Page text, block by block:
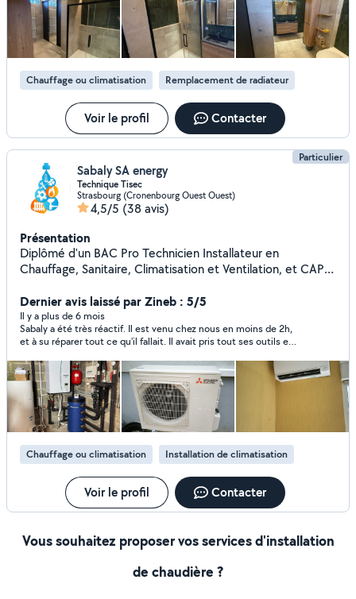
Chauffage ou climatisation Remplacement de radiateur
Voir le profil Contacter
Particulier
Sabaly SA energy
Technique Tisec
Strasbourg (Cronenbourg Ouest Ouest)
4,5/5 (38 avis)
Présentation
Diplômé d'un BAC Pro Technicien Installateur en
Chauffage, Sanitaire, Climatisation et Ventilation, et CAP
domaine. Reconnu pour mon sérieux, ma rigueur et mon
travail honnête , je m'engage à fournir des prestations de
qualité, en respectant les normes et les délais. Ma
polyvalence et mon expertise me permettent de
m'adapter à divers projets, tout en garantissant un travail
soigné et professionnel.
Dernier avis laissé par Zineb : 5/5
Il y a plus de 6 mois
Sabaly a été très réactif. Il est venu chez nous en moins de 2h,
et à su réparer tout ce qu'il fallait. Il avait pris tout ses outils et
Nous reverons appel à lui sans problème si nécessaire !
Chauffage ou climatisation Installation de climatisation
Voir le profil Contacter
Vous souhaitez proposer vos services d'installation
de chaudière ?